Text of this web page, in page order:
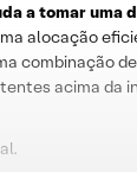
a tomar uma
alocação
combinação
acima da